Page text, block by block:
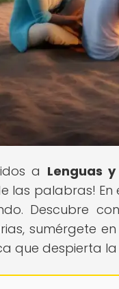
a Lenguas
las palabras! En
Descubre
sumérgete
que despierta